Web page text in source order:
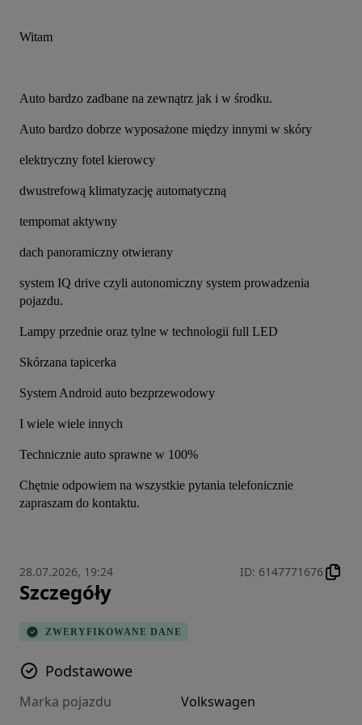
Witam
Auto bardzo zadbane na zewnątrz jak i w środku.
Auto bardzo dobrze wyposażone między innymi w skóry
elektryczny fotel kierowcy
dwustrefową klimatyzację automatyczną
tempomat aktywny
dach panoramiczny otwierany
system IQ drive czyli autonomiczny system prowadzenia
pojazdu.
Lampy przednie oraz tylne w technologii full LED
Skórzana tapicerka
System Android auto bezprzewodowy
I wiele wiele innych
Technicznie auto sprawne w 100%
Chętnie odpowiem na wszystkie pytania telefonicznie
zapraszam do kontaktu.
28.07.2026, 19:24 ID: 6147771676
Szczegóły
ZWERYFIKOWANE DANE
Podstawowe
Marka pojazdu Volkswagen